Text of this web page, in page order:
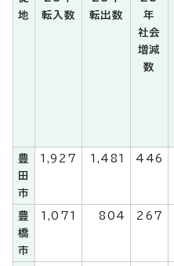
地
転入数
転出数
年
社会
増減
数
豊
田
市
1,927 1,481 446
豊
橋
市
1,071 804 267